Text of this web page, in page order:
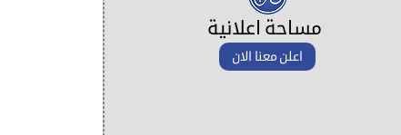
مساحة اعلانية
اعلن معنا الان